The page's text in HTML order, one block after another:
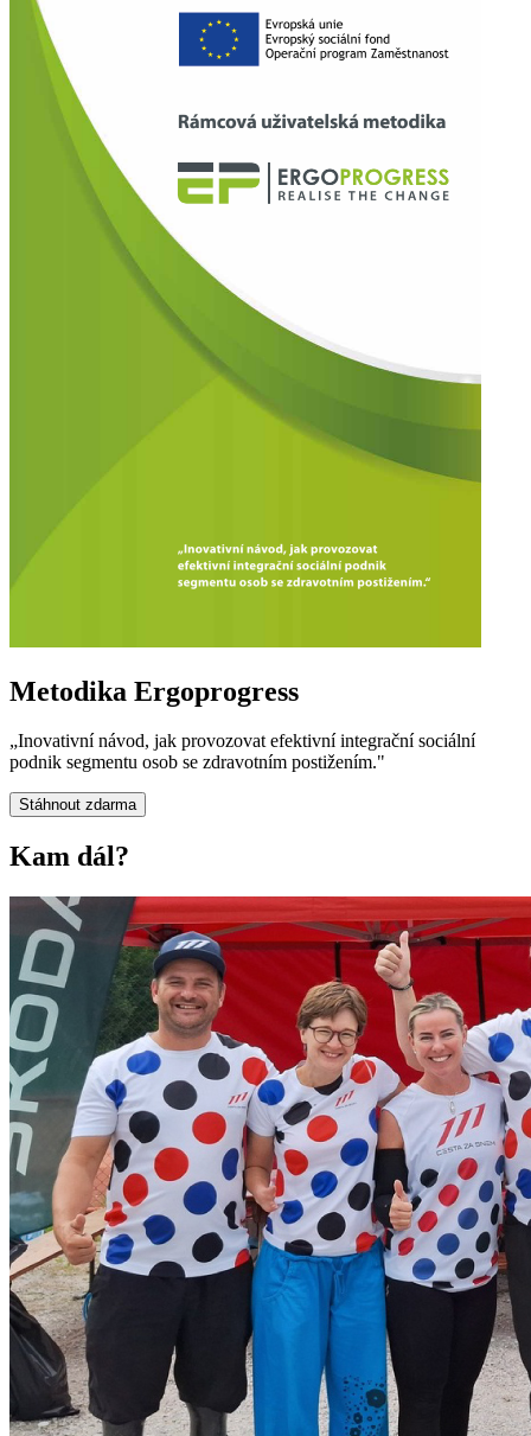
Metodika Ergoprogress
„Inovativní návod, jak provozovat efektivní integrační sociální
podnik segmentu osob se zdravotním postižením."
Stáhnout zdarma
Kam dál?